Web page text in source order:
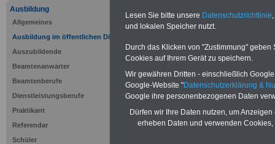
Ausbildung
Allgemeines
Ausbildung im öffentlichen Dienst
Auszubildende
Beamtenanwärter
Beamtenberufe
Dienstleistungsberufe
Praktikant
Referendar
Schüler
Bausparen schon ab 16 Jahren
Krankenzusatzversicherung-
Vergleich Gesetzliche
Zahnzusatzversicherung-Vorteile
Privaten Krankenversicherung
Stadt
Lesen Sie bitte unsere Datenschutzrichtlinie
und lokalen Speicher nutzt.
Durch das Klicken von "Zustimmung"
Cookies auf Ihrem Gerät zu speichern.
Wir gewähren Dritten - einschließlich
Google-Website "Datenschutzerklärung &
Google ihre personenbezogenen Daten
Dürfen wir Ihre Daten nutzen, um
erheben Daten und verwenden